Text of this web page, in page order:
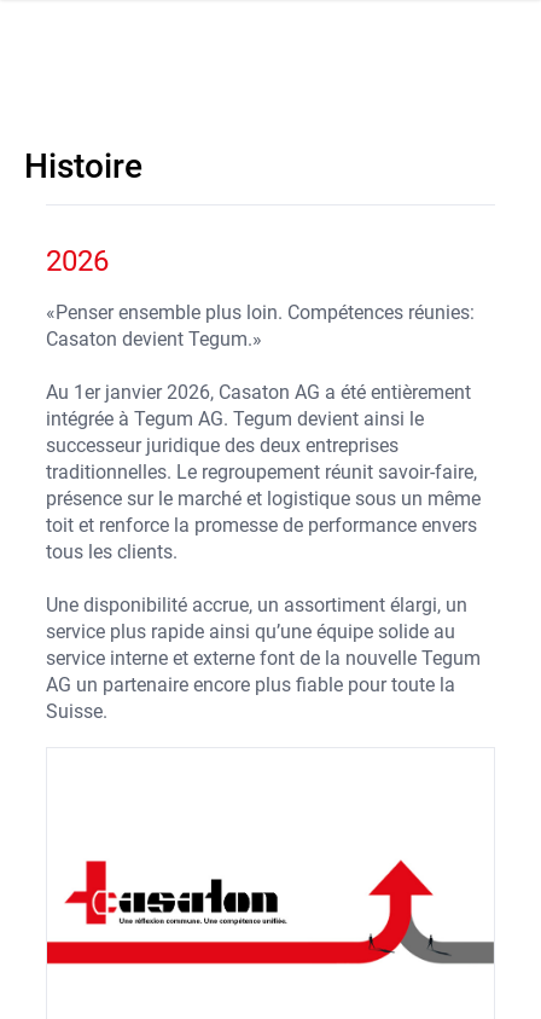
Histoire
2026
«Penser ensemble plus loin. Compétences réunies:
Casaton devient Tegum.»
Au 1er janvier 2026, Casaton AG a été entièrement
intégrée à Tegum AG. Tegum devient ainsi le
successeur juridique des deux entreprises
traditionnelles. Le regroupement réunit savoir-faire,
présence sur le marché et logistique sous un même
toit et renforce la promesse de performance envers
tous les clients.
Une disponibilité accrue, un assortiment élargi, un
service plus rapide ainsi qu’une équipe solide au
service interne et externe font de la nouvelle Tegum
AG un partenaire encore plus fiable pour toute la
Suisse.